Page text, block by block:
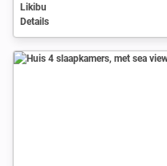
Likibu
Details